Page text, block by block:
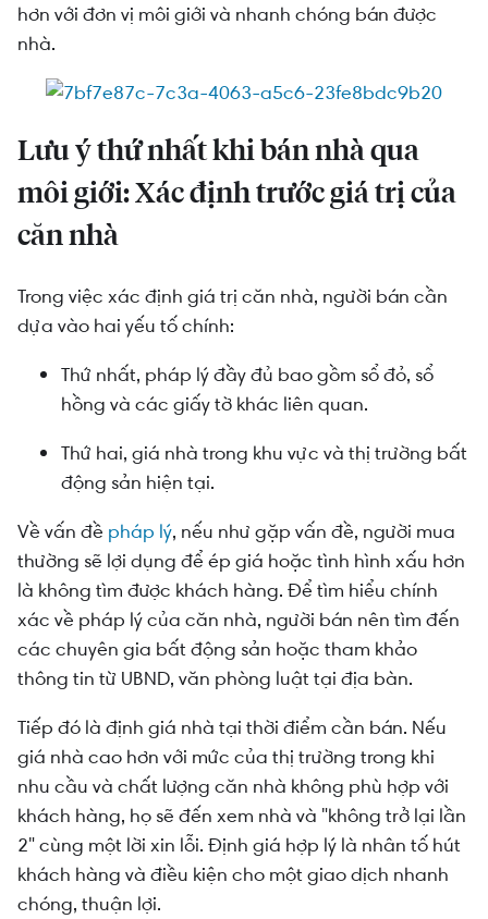
Lưu ý thứ ba khi bán nhà qua môi giới: Cẩn trọng
Lưu ý thứ tư khi bán nhà qua môi giới: Kiểm
Lưu ý thứ năm khi bán nhà qua môi giới: Làm rõ
các thủ tục liên quan đến giao dịch
hơn với đơn vị môi giới và nhanh chóng bán được
nhà.
Lưu ý thứ nhất khi bán nhà qua
môi giới: Xác định trước giá trị của
căn nhà
Trong việc xác định giá trị căn nhà, người bán cần
dựa vào hai yếu tố chính:
Thứ nhất, pháp lý đầy đủ bao gồm sổ đỏ, sổ
hồng và các giấy tờ khác liên quan.
Thứ hai, giá nhà trong khu vực và thị trường bất
động sản hiện tại.
Về vấn đề pháp lý, nếu như gặp vấn đề, người mua
thường sẽ lợi dụng để ép giá hoặc tình hình xấu hơn
là không tìm được khách hàng. Để tìm hiểu chính
xác về pháp lý của căn nhà, người bán nên tìm đến
các chuyên gia bất động sản hoặc tham khảo
thông tin từ UBND, văn phòng luật tại địa bàn.
Tiếp đó là định giá nhà tại thời điểm cần bán. Nếu
giá nhà cao hơn với mức của thị trường trong khi
nhu cầu và chất lượng căn nhà không phù hợp với
khách hàng, họ sẽ đến xem nhà và "không trở lại lần
2" cùng một lời xin lỗi. Định giá hợp lý là nhân tố hút
khách hàng và điều kiện cho một giao dịch nhanh
chóng, thuận lợi.